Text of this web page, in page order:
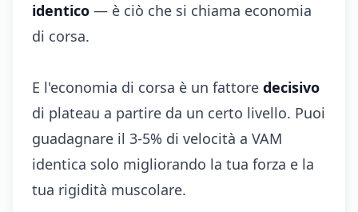
identico — è ciò che si chiama economia
di corsa.
E l'economia di corsa è un fattore decisivo
di plateau a partire da un certo livello. Puoi
guadagnare il 3-5% di velocità a VAM
identica solo migliorando la tua forza e la
tua rigidità muscolare.